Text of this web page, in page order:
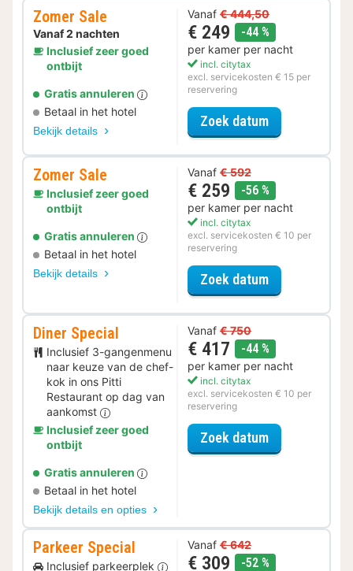
Zomer Sale
Vanaf 2 nachten
Inclusief zeer goed
ontbijt
Gratis annuleren
Betaal in het hotel
Bekijk details
Vanaf € 444,50
€ 249 -44 %
per kamer per nacht
incl. citytax
excl. servicekosten € 15 per
reservering
Zoek datumvoor Zomer
Zomer Sale
Inclusief zeer goed
ontbijt
Gratis annuleren
Betaal in het hotel
Bekijk details
Vanaf € 592
€ 259 -56 %
per kamer per nacht
incl. citytax
excl. servicekosten € 10 per
reservering
Zoek datumvoor Zomer
Diner Special
Inclusief 3-gangenmenu
naar keuze van de chef-
kok in ons Pitti
Restaurant op dag van
aankomst
Inclusief zeer goed
ontbijt
Gratis annuleren
Betaal in het hotel
Bekijk details en opties
Vanaf € 750
€ 417 -44 %
per kamer per nacht
incl. citytax
excl. servicekosten € 10 per
reservering
Zoek datumvoor Diner
Parkeer Special
Inclusief parkeerplek
Vanaf € 642
€ 309 -52 %